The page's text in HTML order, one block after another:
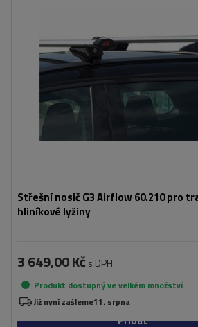
Střešní nosič G3 Airflow 60.210 pro
hliníkové lyžiny
3 649,00 Kč s DPH
Produkt dostupný ve velkém množství
Již nyní zašleme11. srpna
Přidat